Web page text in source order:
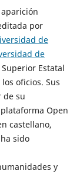
por
de
de
Estatal
oficios. Sus
de su
Open
castellano,
sido
y